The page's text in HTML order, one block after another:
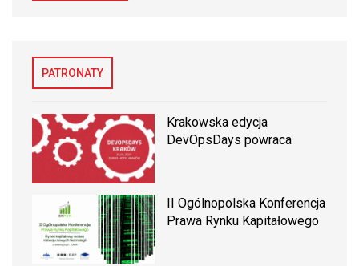
PATRONATY
Krakowska edycja
DevOpsDays powraca
II Ogólnopolska Konferencja
Prawa Rynku Kapitałowego